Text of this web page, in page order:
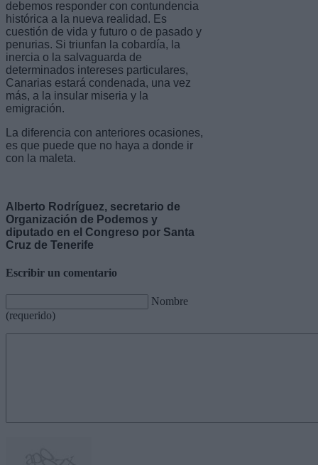
debemos responder con contundencia
histórica a la nueva realidad. Es
cuestión de vida y futuro o de pasado y
penurias. Si triunfan la cobardía, la
inercia o la salvaguarda de
determinados intereses particulares,
Canarias estará condenada, una vez
más, a la insular miseria y la
emigración.
La diferencia con anteriores ocasiones,
es que puede que no haya a donde ir
con la maleta.
Alberto Rodríguez, secretario de
Organización de Podemos y
diputado en el Congreso por Santa
Cruz de Tenerife
Escribir un comentario
Nombre
(requerido)